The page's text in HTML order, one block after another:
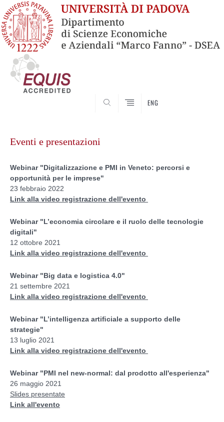
ENG
contenuto
Eventi e presentazioni
Webinar "Digitalizzazione e PMI in Veneto: percorsi e
opportunità per le imprese"
23 febbraio 2022
Link alla video registrazione dell'evento
Webinar "L’economia circolare e il ruolo delle tecnologie
digitali"
12 ottobre 2021
Link alla video registrazione dell'evento
Webinar "Big data e logistica 4.0"
21 settembre 2021
Link alla video registrazione dell'evento
Webinar "L’intelligenza artiﬁciale a supporto delle
strategie"
13 luglio 2021
Link alla video registrazione dell'evento
Webinar "PMI nel new-normal: dal prodotto all'esperienza"
26 maggio 2021
Slides presentate
Link all'evento